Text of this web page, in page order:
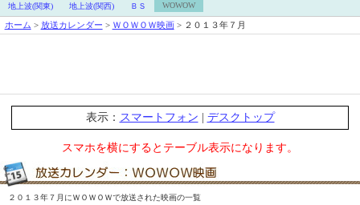
地上波(関東) 地上波(関西) ＢＳ WOWOW
ホーム > 放送カレンダー > ＷＯＷＯＷ映画> ２０１３年７月
表示： スマートフォン デスクトップ
スマホを横にするとテーブル表示になります。
２０１３年７月にＷＯＷＯＷで放送された映画の一覧